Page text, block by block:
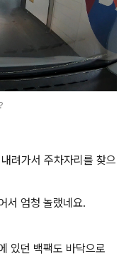
려가서 주차자리를 찾으
서 엄청 놀랬네요.
있던 백팩도 바닥으로